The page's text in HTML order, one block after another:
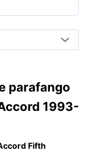
parafango
1993-
Fifth